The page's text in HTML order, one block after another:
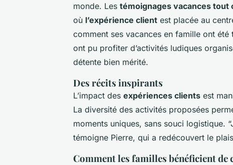
monde. Les témoignages vacances tout
où l’expérience client est placée au
comment ses vacances en famille ont
ont pu profiter d’activités ludiques
détente bien mérité.
Des récits inspirants
L’impact des expériences clients est
La diversité des activités proposées
moments uniques, sans souci logistique.
témoigne Pierre, qui a redécouvert le
Comment les familles bénéficient de